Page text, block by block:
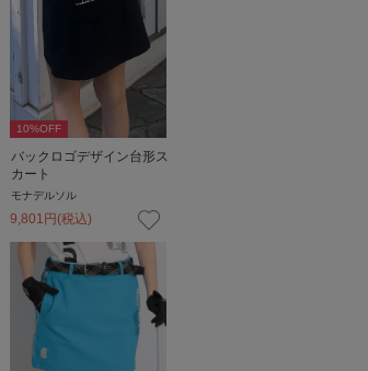
10%OFF
バックロゴデザイン台形ス
カート
モナデルソル
9,801 円 (税込)